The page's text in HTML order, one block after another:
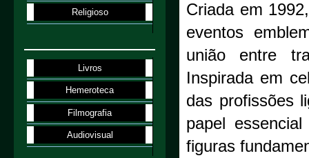
Criada em
eventos
união entre
Inspirada em
das profissões
papel
figuras
Religioso
Livros
Hemeroteca
Filmografia
Audiovisual